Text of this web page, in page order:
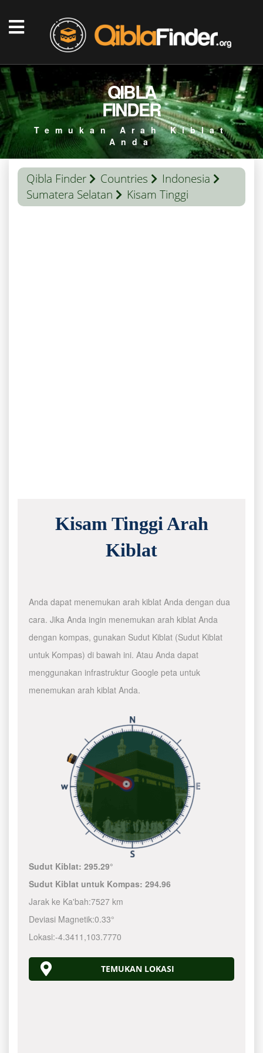
QIBLA
FINDER
Temukan Arah Kiblat
Anda
Qibla Finder Countries
Indonesia
Sumatera Selatan
Kisam Tinggi
Kisam Tinggi Arah
Kiblat
Anda dapat menemukan arah kiblat Anda dengan dua
cara. Jika Anda ingin menemukan arah kiblat Anda
dengan kompas, gunakan Sudut Kiblat (Sudut Kiblat
untuk Kompas) di bawah ini. Atau Anda dapat
menggunakan infrastruktur Google peta untuk
menemukan arah kiblat Anda.
Sudut Kiblat:295.29°
Sudut Kiblat untuk Kompas:294.96
Jarak ke Ka'bah:7527 km
Deviasi Magnetik:0.33°
Lokasi:-4.3411 ,103.7770
TEMUKAN LOKASI